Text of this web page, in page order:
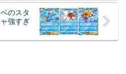
のスタ
強すぎ